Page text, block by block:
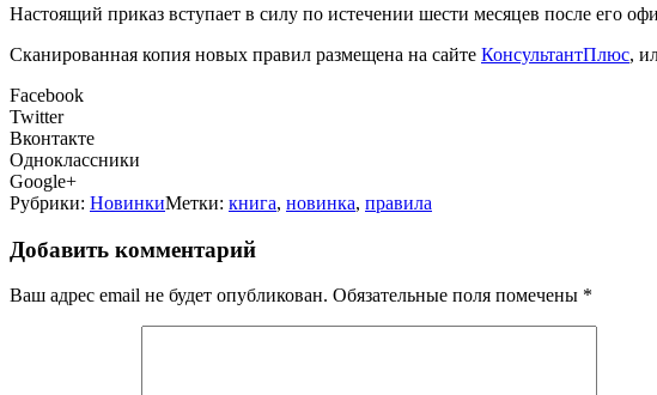
Настоящий приказ вступает в силу по истечении шести месяцев после его
Сканированная копия новых правил размещена на сайте КонсультантПлюс,
Facebook
Twitter
Вконтакте
Одноклассники
Google+
Рубрики: НовинкиМетки: книга, новинка, правила
Добавить комментарий
Ваш адрес email не будет опубликован. Обязательные поля помечены *